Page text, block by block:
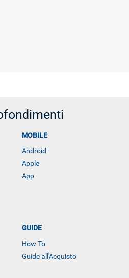
MOBILE
Android
Apple
App
GUIDE
How To
Guide all'Acquisto